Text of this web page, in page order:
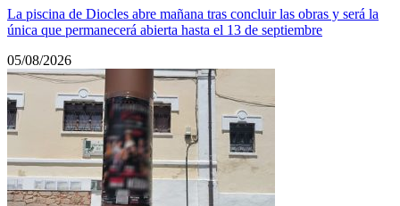
La piscina de Diocles abre mañana tras concluir las obras y será la
única que permanecerá abierta hasta el 13 de septiembre
05/08/2026